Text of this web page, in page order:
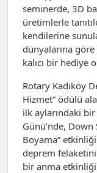
seminerde, 3D
üretimlerle
kendilerine
dünyalarına
kalıcı bir hediye
Rotary Kadıköy
Hizmet” ödülü
ilk aylarındaki
Günü’nde, Down
Boyama” etkinliği
deprem
bir anma